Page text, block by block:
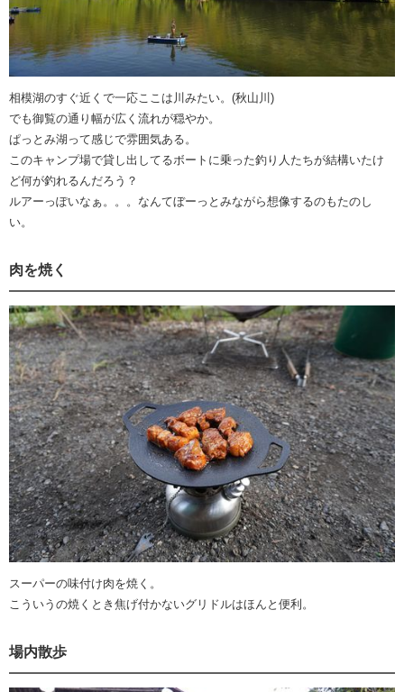
相模湖のすぐ近くで一応ここは川みたい。(秋山川)
でも御覧の通り幅が広く流れが穏やか。
ぱっとみ湖って感じで雰囲気ある。
このキャンプ場で貸し出してるボートに乗った釣り人たちが結構いたけ
ど何が釣れるんだろう？
ルアーっぽいなぁ。。。なんてぼーっとみながら想像するのもたのし
い。
肉を焼く
スーパーの味付け肉を焼く。
こういうの焼くとき焦げ付かないグリドルはほんと便利。
場内散歩